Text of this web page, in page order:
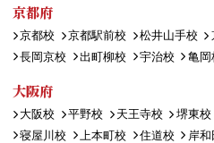
京都府
京都校 京都駅前校 松井山手校
長岡京校
出町柳校 宇治校 亀岡
大阪府
大阪校 平野校 天王寺校 堺東校
寝屋川校
上本町校 住道校 岸